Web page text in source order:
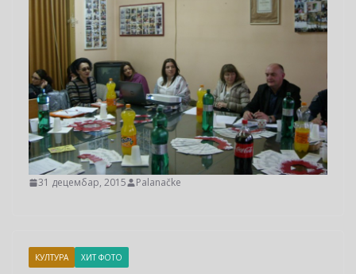
31 децембар, 2015 Palanačke
КУЛТУРА ХИТ ФОТО